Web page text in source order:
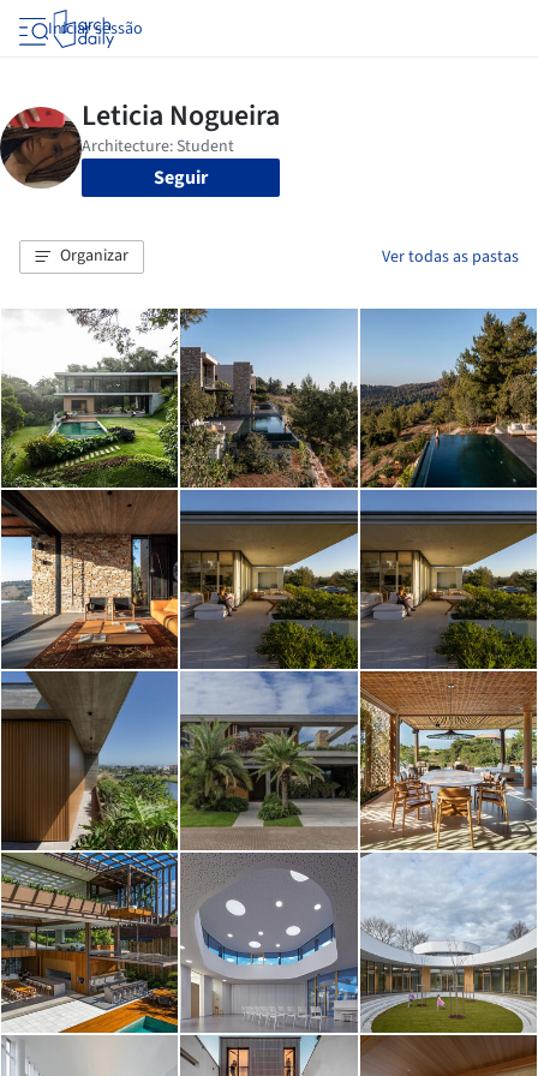
Iniciar sessão
Seguir
Organizar Ver todas as pastas